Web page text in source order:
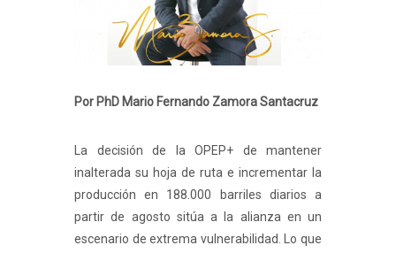
Por PhD Mario Fernando Zamora Santacruz
La decisión de la OPEP+ de mantener
inalterada su hoja de ruta e incrementar la
producción en 188.000 barriles diarios a
partir de agosto sitúa a la alianza en un
escenario de extrema vulnerabilidad. Lo que